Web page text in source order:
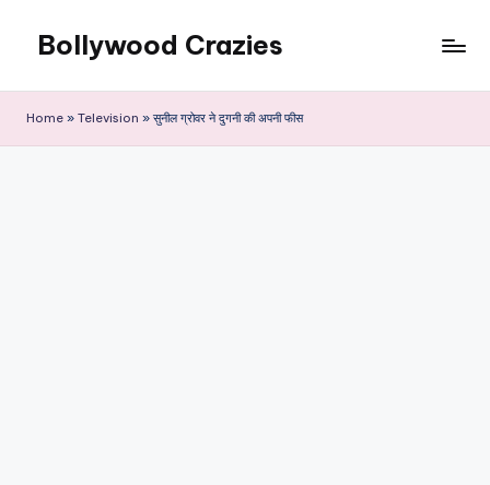
content
Bollywood Crazies
Reviews
Home » Television » सुनील ग्रोवर ने दुगनी की अपनी फीस